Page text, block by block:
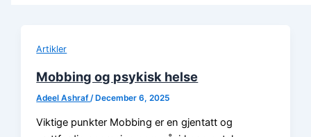
Artikler
Mobbing og psykisk helse
Adeel Ashraf /December 6, 2025
Viktige punkter Mobbing er en gjentatt og